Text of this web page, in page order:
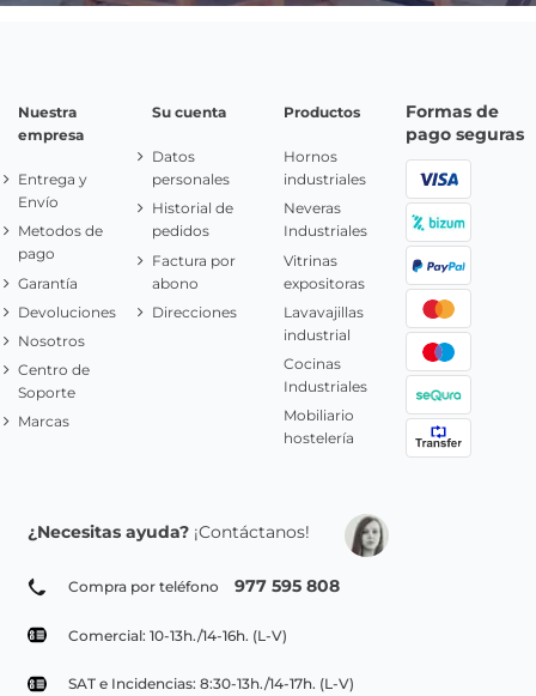
Nuestra
empresa
Entrega y
Envío
Metodos de
pago
Garantía
Devoluciones
Nosotros
Centro de
Soporte
Marcas
Su cuenta
Datos
personales
Historial de
pedidos
Factura por
abono
Direcciones
Productos
Hornos
industriales
Neveras
Industriales
Vitrinas
expositoras
Lavavajillas
industrial
Cocinas
Industriales
Mobiliario
hostelería
Formas de
pago seguras
¿Necesitas ayuda? ¡Contáctanos!
Compra por teléfono 977 595 808
Comercial: 10-13h./14-16h. (L-V)
SAT e Incidencias: 8:30-13h./14-17h. (L-V)